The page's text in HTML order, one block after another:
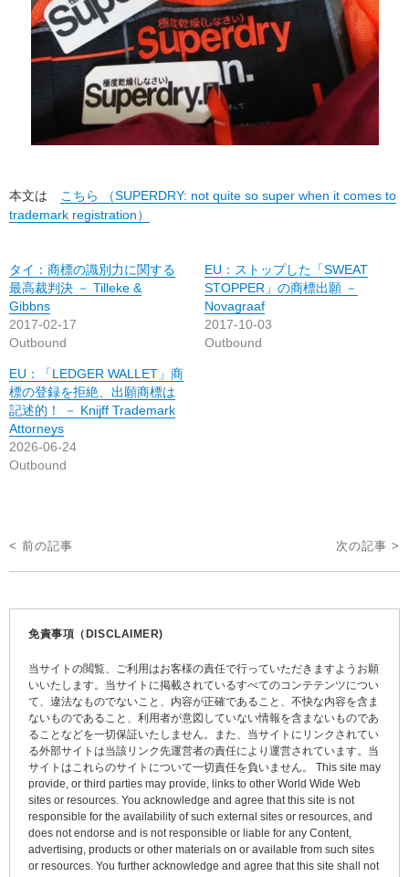
本文は
こちら （SUPERDRY: not quite so super when it comes to
trademark registration）
タイ：商標の識別力に関する
最高裁判決 － Tilleke &
Gibbns
2017-02-17
Outbound
EU：ストップした「SWEAT
STOPPER」の商標出願 －
Novagraaf
2017-10-03
Outbound
EU：「LEDGER WALLET」商
標の登録を拒絶、出願商標は
記述的！ － Knijff Trademark
Attorneys
2026-06-24
Outbound
投
稿
< 前の記事 次の記事 >
免責事項（DISCLAIMER)
当サイトの閲覧、ご利用はお客様の責任で行っていただきますようお願
いいたします。当サイトに掲載されているすべてのコンテテンツについ
て、違法なものでないこと、内容が正確であること、不快な内容を含ま
ないものであること、利用者が意図していない情報を含まないものであ
ることなどを一切保証いたしません。また、当サイトにリンクされてい
る外部サイトは当該リンク先運営者の責任により運営されています。当
サイトはこれらのサイトについて一切責任を負いません。 This site may
provide, or third parties may provide, links to other World Wide Web
sites or resources. You acknowledge and agree that this site is not
responsible for the availability of such external sites or resources, and
does not endorse and is not responsible or liable for any Content,
advertising, products or other materials on or available from such sites
or resources. You further acknowledge and agree that this site shall not